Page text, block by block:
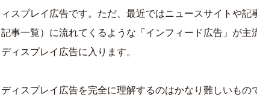
ィスプレイ広告です。ただ、最近ではニュースサイトや記
記事一覧）に流れてくるような「インフィード広告」が主
ディスプレイ広告に入ります。
ディスプレイ広告を完全に理解するのはかなり難しいもの